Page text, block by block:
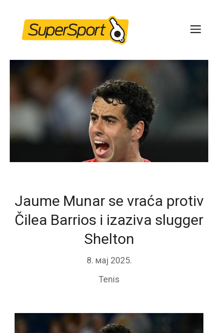
content
Jaume Munar se vraća protiv
Čilea Barrios i izaziva slugger
Shelton
8. мај 2025.
Tenis